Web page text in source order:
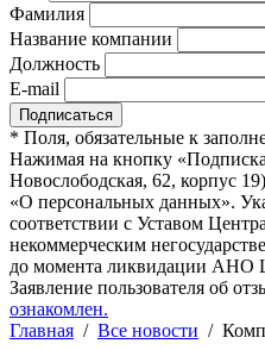
Фамилия
Название компании
Должность
E-mail
* Поля, обязательные к
Нажимая на кнопку «Подписка
Новослободская, 62, корпус
«О персональных данных».
соответствии с Уставом
некоммерческим
до момента ликвидации АНО
Заявление пользователя об
ознакомлен.
Главная / Все новости /